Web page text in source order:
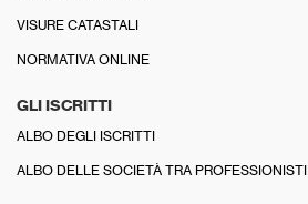
VISURE CATASTALI
NORMATIVA ONLINE
GLI ISCRITTI
ALBO DEGLI ISCRITTI
ALBO DELLE SOCIETÀ TRA PROFESSIONISTI